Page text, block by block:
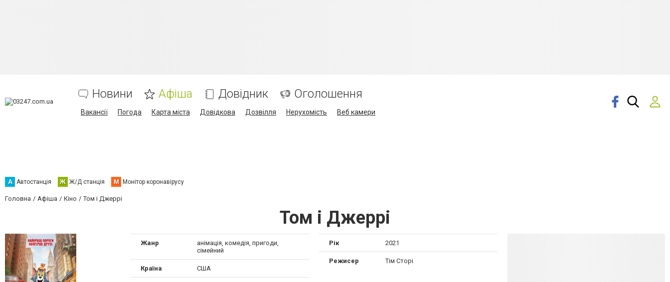
Новини Афіша Довідник Оголошення
Вакансії Погода Карта міста Довідкова Дозвілля Нерухомість Веб камери
А Автостанція Ж Ж/Д станція М Монітор коронавірусу
Головна Афіша Кіно Том і Джеррі
Том і Джеррі
Жанр
анімація, комедія, пригоди,
сімейний
Країна США
Рік 2021
Режисер Тім Сторі